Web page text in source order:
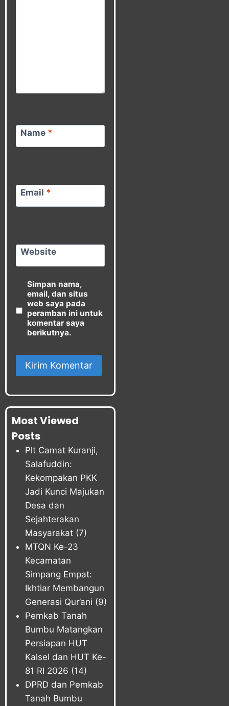
Name *
Email *
Website
Simpan nama,
email, dan situs
web saya pada
peramban ini untuk
komentar saya
berikutnya.
Most Viewed
Posts
Plt Camat Kuranji,
Salafuddin:
Kekompakan PKK
Jadi Kunci Majukan
Desa dan
Sejahterakan
Masyarakat (7)
MTQN Ke-23
Kecamatan
Simpang Empat:
Ikhtiar Membangun
Generasi Qur’ani (9)
Pemkab Tanah
Bumbu Matangkan
Persiapan HUT
Kalsel dan HUT Ke-
81 RI 2026 (14)
DPRD dan Pemkab
Tanah Bumbu